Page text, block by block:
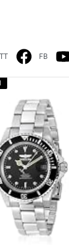
TT FB